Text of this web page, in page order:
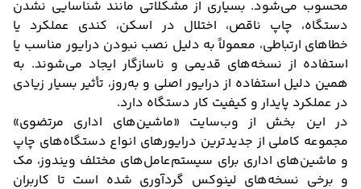
محسوب می‌شود. بسیاری از مشکلاتی مانند شناسایی نشدن
دستگاه، چاپ ناقص، اختلال در اسکن، کندی عملکرد یا
خطاهای ارتباطی، معمولاً به دلیل نصب نبودن درایور مناسب یا
استفاده از نسخه‌های قدیمی و ناسازگار ایجاد می‌شوند. به
همین دلیل استفاده از درایور اصلی و به‌روز، تأثیر بسیار زیادی
در عملکرد پایدار و کیفیت کار دستگاه دارد.
در این بخش از وب‌سایت «ماشین‌های اداری مرتضوی»
مجموعه کاملی از جدیدترین درایورهای انواع دستگاه‌های چاپ
و ماشین‌های اداری برای سیستم‌عامل‌های مختلف ویندوز، مک
و برخی نسخه‌های لینوکس گردآوری شده است تا کاربران